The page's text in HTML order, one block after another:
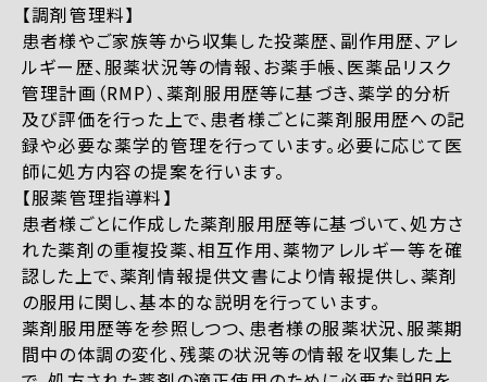
【調剤管理料】
患者様やご家族等から収集した投薬歴、副作用歴、アレ
ルギー歴、服薬状況等の情報、お薬手帳、医薬品リスク
管理計画（RMP）、薬剤服用歴等に基づき、薬学的分析
及び評価を行った上で、患者様ごとに薬剤服用歴への記
録や必要な薬学的管理を行っています。必要に応じて医
師に処方内容の提案を行います。
【服薬管理指導料】
患者様ごとに作成した薬剤服用歴等に基づいて、処方さ
れた薬剤の重複投薬、相互作用、薬物アレルギー等を確
認した上で、薬剤情報提供文書により情報提供し、薬剤
の服用に関し、基本的な説明を行っています。
薬剤服用歴等を参照しつつ、患者様の服薬状況、服薬期
間中の体調の変化、残薬の状況等の情報を収集した上